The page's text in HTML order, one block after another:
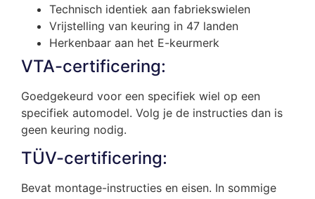
Technisch identiek aan fabriekswielen
Vrijstelling van keuring in 47 landen
Herkenbaar aan het E-keurmerk
VTA-certificering:
Goedgekeurd voor een specifiek wiel op een
specifiek automodel. Volg je de instructies dan is
geen keuring nodig.
TÜV-certificering:
Bevat montage-instructies en eisen. In sommige